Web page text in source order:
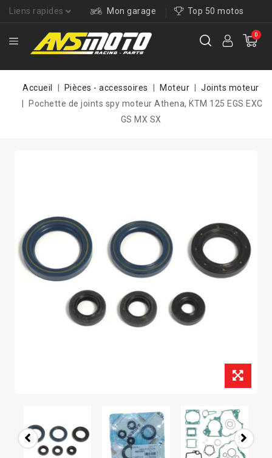
Liens rapides Mon garage Top 50 motos
0
Accueil Pièces - accessoires Moteur
Joints moteur
Pochette de joints spy moteur Athena, KTM 125 EGS EXC
GS MX SX